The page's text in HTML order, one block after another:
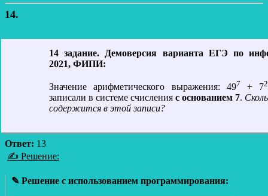
14.
14 задание. Демоверсия варианта ЕГЭ по
2021, ФИПИ:
Значение арифметического выражения: 497 + 7
записали в системе счисления с основанием 7.
содержится в этой записи?
Ответ: 13
✍ Решение:
✎ Решение с использованием программирования: